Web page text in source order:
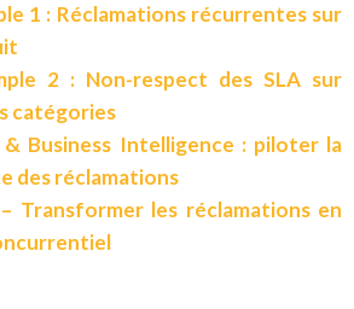
1 : Réclamations récurrentes sur
2 : Non-respect des SLA sur
catégories
& Business Intelligence : piloter la
des réclamations
Transformer les réclamations en